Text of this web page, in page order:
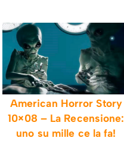
American Horror Story
10×08 – La Recensione:
uno su mille ce la fa!